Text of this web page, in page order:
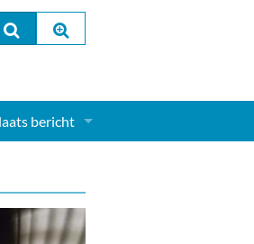
bericht